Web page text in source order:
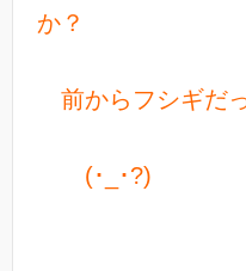
か？
前からフシギだ
(･_･?)